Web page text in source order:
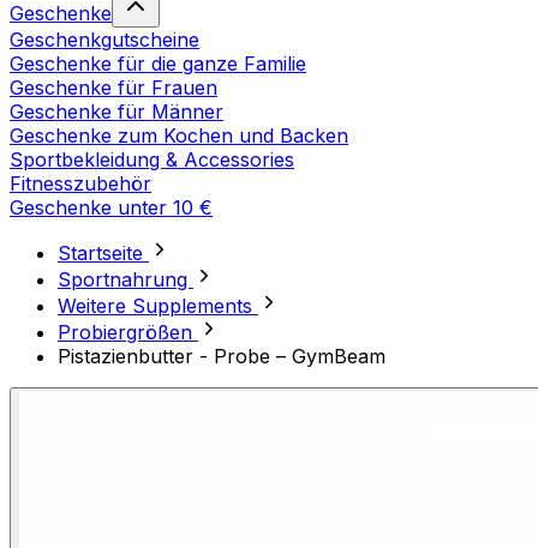
Geschenke
Geschenkgutscheine
Geschenke für die ganze Familie
Geschenke für Frauen
Geschenke für Männer
Geschenke zum Kochen und Backen
Sportbekleidung & Accessories
Fitnesszubehör
Geschenke unter 10 €
Startseite
Sportnahrung
Weitere Supplements
Probiergrößen
Pistazienbutter - Probe – GymBeam